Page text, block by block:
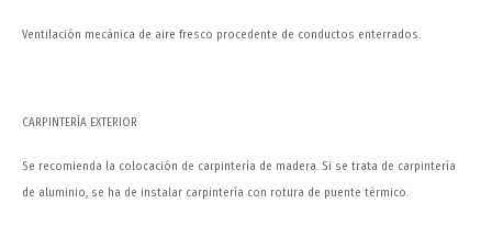
Ventilación mecánica de aire fresco procedente de conductos enterrados.
CARPINTERÍA EXTERIOR
Se recomienda la colocación de carpintería de madera. Si se trata de carpintería
de aluminio, se ha de instalar carpintería con rotura de puente térmico.